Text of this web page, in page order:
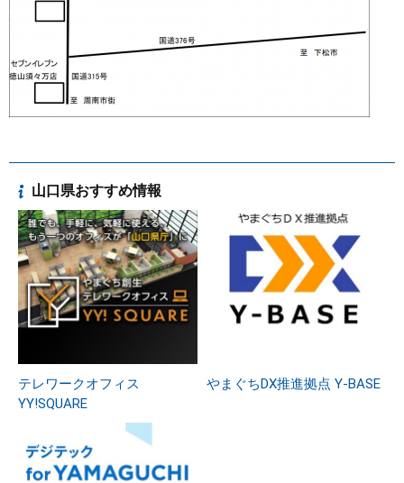
山口県おすすめ情報
テレワークオフィス
YY!SQUARE
やまぐちDX推進拠点 Y-BASE